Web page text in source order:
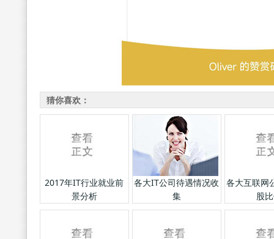
猜你喜欢：
2017年IT行业就业前
景分析
各大IT公司待遇情况收
集
各大互联网
股